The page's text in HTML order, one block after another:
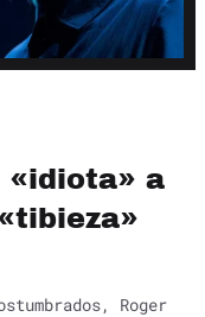
«idiota» a
Roger